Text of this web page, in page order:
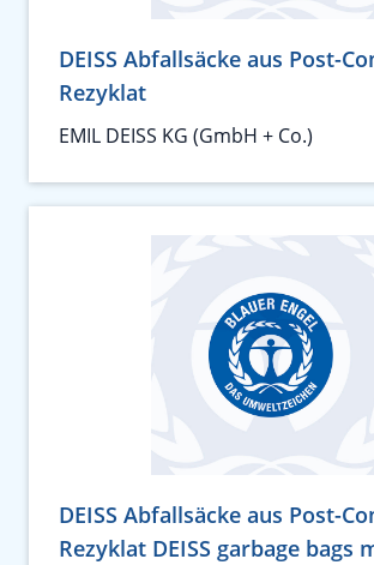
DEISS Abfallsäcke aus Post-
Rezyklat
EMIL DEISS KG (GmbH + Co.)
DEISS Abfallsäcke aus Post-
Rezyklat DEISS garbage bags